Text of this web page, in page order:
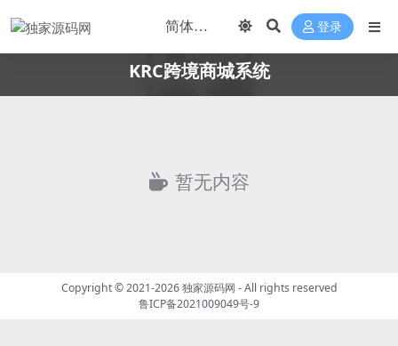
登录
KRC跨境商城系统
暂无内容
Copyright © 2021-2026独家源码网 - All rights reserved
鲁ICP备2021009049号-9